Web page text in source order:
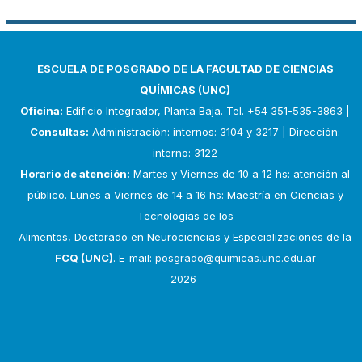
ESCUELA DE POSGRADO DE LA FACULTAD DE CIENCIAS
QUÍMICAS (UNC)
Oficina: Edificio Integrador, Planta Baja. Tel. +54 351-535-3863 |
Consultas: Administración: internos: 3104 y 3217 | Dirección:
interno: 3122
Horario de atención: Martes y Viernes de 10 a 12 hs: atención al
público. Lunes a Viernes de 14 a 16 hs: Maestría en Ciencias y
Tecnologías de los
Alimentos, Doctorado en Neurociencias y Especializaciones de la
FCQ (UNC). E-mail: posgrado@quimicas.unc.edu.ar
- 2026 -